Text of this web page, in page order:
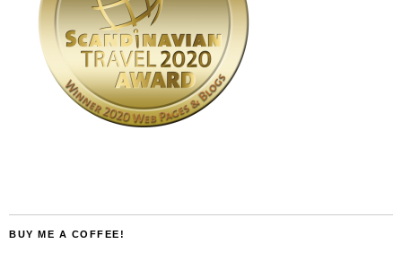
BUY ME A COFFEE!